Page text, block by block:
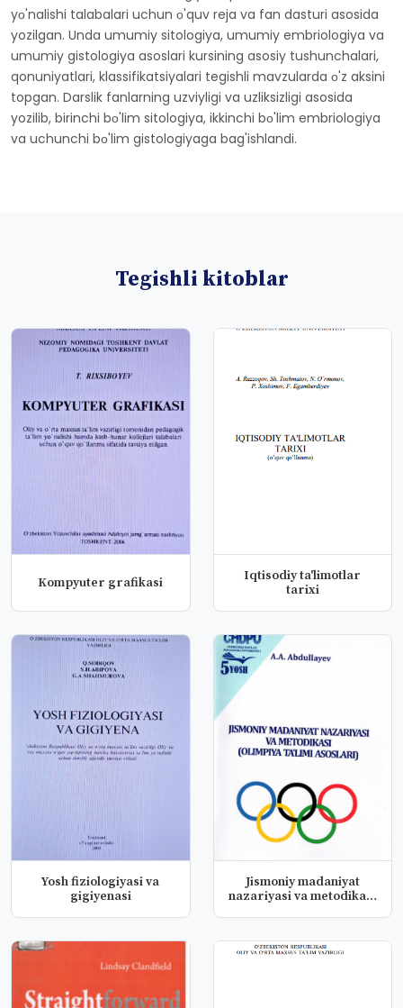
yо'nalishi talabalari uchun о'quv reja va fan dasturi asosida
yozilgan. Unda umumiy sitologiya, umumiy embriologiya va
umumiy gistologiya asoslari kursining asosiy tushunchalari,
qonuniyatlari, klassifikatsiyalari tegishli mavzularda о'z aksini
topgan. Darslik fanlarning uzviyligi va uzliksizligi asosida
yozilib, birinchi bо'lim sitologiya, ikkinchi bо'lim embriologiya
va uchunchi bо'lim gistologiyaga bag'ishlandi.
Tegishli kitoblar
Kompyuter grafikasi
Iqtisodiy ta'limotlar
tarixi
Yosh fiziologiyasi va
gigiyenasi
Jismoniy madaniyat
nazariyasi va metodikasi